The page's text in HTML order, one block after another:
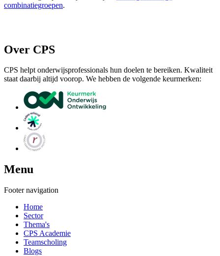
combinatiegroepen.
Over CPS
CPS helpt onderwijsprofessionals hun doelen te bereiken. Kwaliteit
staat daarbij altijd voorop. We hebben de volgende keurmerken:
Menu
Footer navigation
Home
Sector
Thema's
CPS Academie
Teamscholing
Blogs